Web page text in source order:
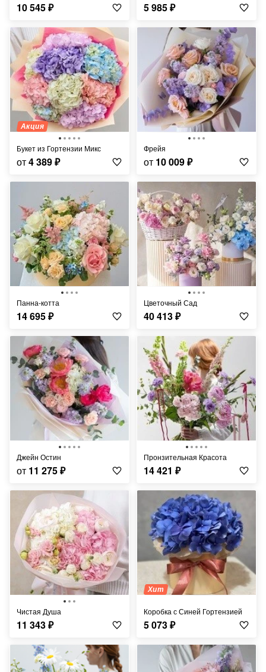
10 545₽ 5 985₽
Акция
Букет из Гортензии Микс
от4 389₽
Фрейя
от 10 009₽
Панна-котта
14 695₽
Цветочный Сад
40 413₽
Джейн Остин
от 11 275₽
Пронзительная Красота
14 421 ₽
Чистая Душа
11 343₽
Хит
Коробка с Синей Гортензией
5 073₽